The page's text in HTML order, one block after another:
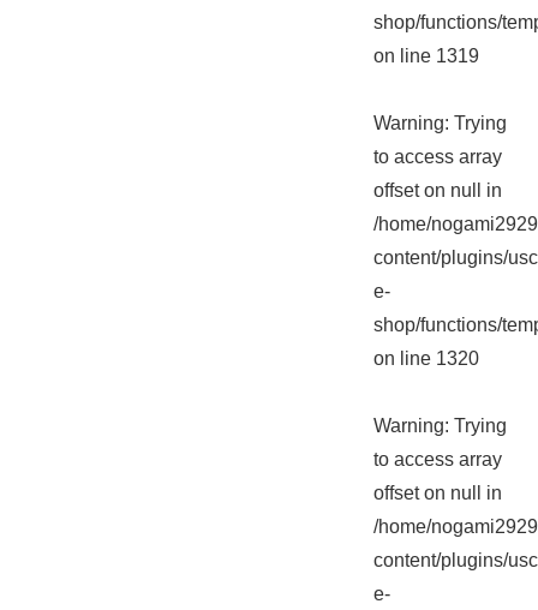
shop/functions/
on line 1319
Warning: Trying
to access array
offset on null in
/home/
content/plugins/
e-
shop/functions/
on line 1320
Warning: Trying
to access array
offset on null in
/home/
content/plugins/
e-